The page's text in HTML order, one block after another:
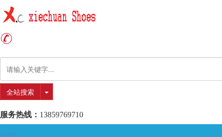
全站搜索
服务热线： 13859769710
HOME